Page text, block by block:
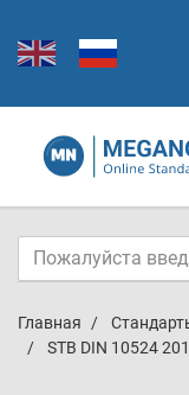
Главная
STB DIN 10524